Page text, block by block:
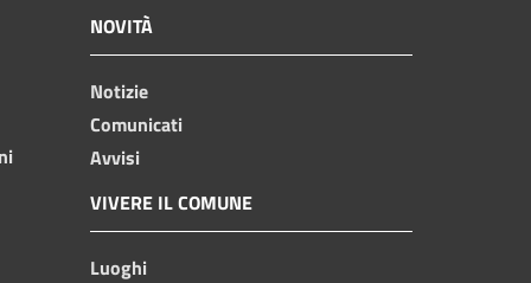
NOVITÀ
Notizie
Comunicati
Avvisi
VIVERE IL COMUNE
Luoghi